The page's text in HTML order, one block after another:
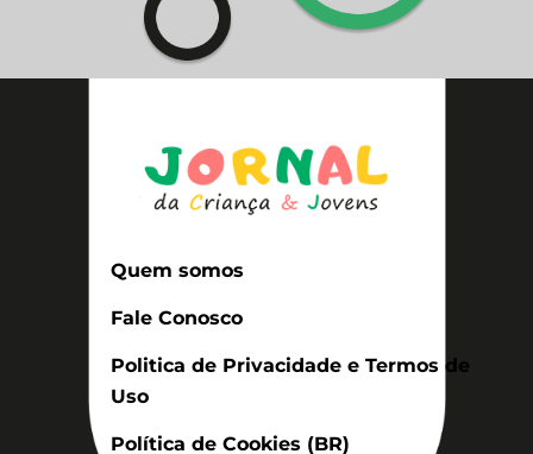
Quem somos
Fale Conosco
Politica de Privacidade e Termos de
Uso
Política de Cookies (BR)